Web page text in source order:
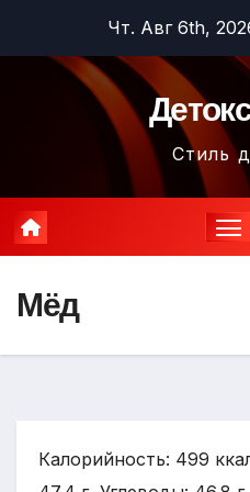
содержимому
Чт. Авг 6th,
Стиль
Мёд
Калорийность: 499